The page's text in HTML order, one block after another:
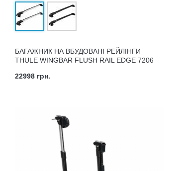
БАГАЖНИК НА ВБУДОВАНІ РЕЙЛІНГИ
THULE WINGBAR FLUSH RAIL EDGE 7206
22998 грн.